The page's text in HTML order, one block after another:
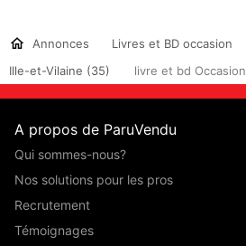
Annonces Livres et BD occasion
Ille-et-Vilaine (35)
livre et bd Occasion
A propos de ParuVendu
Qui sommes-nous?
Nos solutions pour les pros
Recrutement
Témoignages